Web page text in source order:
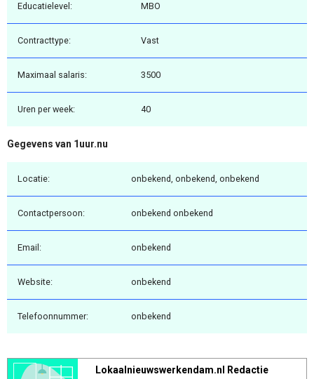
Educatielevel: MBO
Contracttype: Vast
Maximaal salaris: 3500
Uren per week: 40
Gegevens van 1uur.nu
Locatie: onbekend, onbekend, onbekend
Contactpersoon: onbekend onbekend
Email: onbekend
Website: onbekend
Telefoonnummer: onbekend
Lokaalnieuwswerkendam.nl Redactie